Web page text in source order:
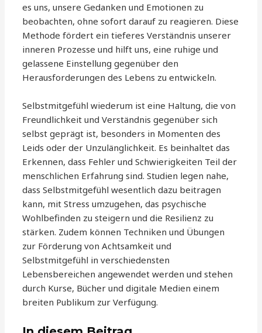
es uns, unsere Gedanken und Emotionen zu
beobachten, ohne sofort darauf zu reagieren. Diese
Methode fördert ein tieferes Verständnis unserer
inneren Prozesse und hilft uns, eine ruhige und
gelassene Einstellung gegenüber den
Herausforderungen des Lebens zu entwickeln.
Selbstmitgefühl wiederum ist eine Haltung, die von
Freundlichkeit und Verständnis gegenüber sich
selbst geprägt ist, besonders in Momenten des
Leids oder der Unzulänglichkeit. Es beinhaltet das
Erkennen, dass Fehler und Schwierigkeiten Teil der
menschlichen Erfahrung sind. Studien legen nahe,
dass Selbstmitgefühl wesentlich dazu beitragen
kann, mit Stress umzugehen, das psychische
Wohlbefinden zu steigern und die Resilienz zu
stärken. Zudem können Techniken und Übungen
zur Förderung von Achtsamkeit und
Selbstmitgefühl in verschiedensten
Lebensbereichen angewendet werden und stehen
durch Kurse, Bücher und digitale Medien einem
breiten Publikum zur Verfügung.